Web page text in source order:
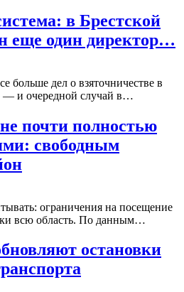
в Брестской
еще один директор…
больше дел о взяточничестве в
— и очередной случай в…
почти полностью
свободным
ограничения на посещение
всю область. По данным…
остановки